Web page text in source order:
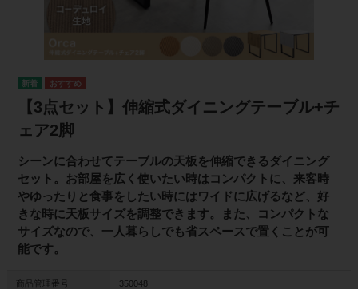
【3点セット】伸縮式ダイニングテーブル+チ
ェア2脚
シーンに合わせてテーブルの天板を伸縮できるダイニング
セット。お部屋を広く使いたい時はコンパクトに、来客時
やゆったりと食事をしたい時にはワイドに広げるなど、好
きな時に天板サイズを調整できます。また、コンパクトな
サイズなので、一人暮らしでも省スペースで置くことが可
能です。
商品管理番号 350048